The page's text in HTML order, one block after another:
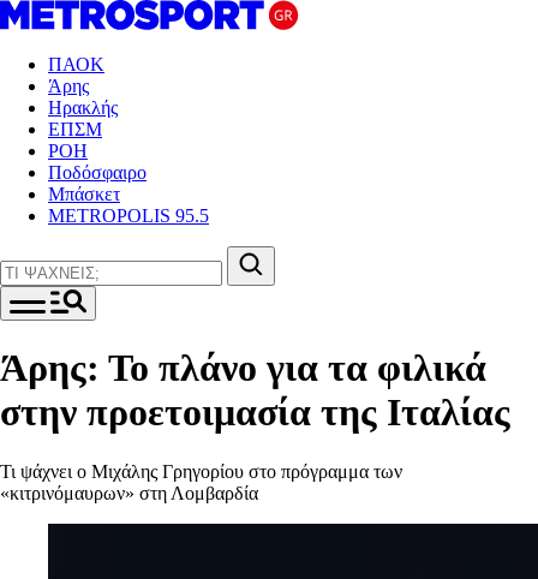
ΠΑΟΚ
Άρης
Ηρακλής
ΕΠΣΜ
ΡΟΗ
Ποδόσφαιρο
Μπάσκετ
METROPOLIS 95.5
Άρης: Το πλάνο για τα φιλικά
στην προετοιμασία της Ιταλίας
Τι ψάχνει ο Μιχάλης Γρηγορίου στο πρόγραμμα των
«κιτρινόμαυρων» στη Λομβαρδία